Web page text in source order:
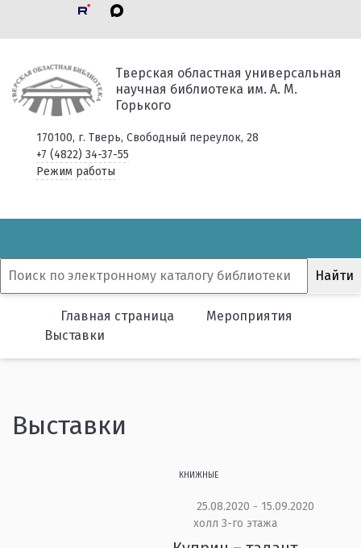
Тверская областная универсальная
научная библиотека им. А. М.
Горького
170100, г. Тверь, Свободный переулок, 28
+7 (4822) 34-37-55
Режим работы
Главная страница
Мероприятия
Выставки
Выставки
КНИЖНЫЕ
25.08.2020 - 15.09.2020
холл 3-го этажа